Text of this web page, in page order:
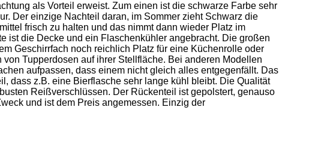
als Vorteil erweist. Zum einen ist die schwarze Farbe sehr
Der einzige Nachteil daran, im Sommer zieht Schwarz die
frisch zu halten und das nimmt dann wieder Platz im
ist die Decke und ein Flaschenkühler angebracht. Die großen
Geschirrfach noch reichlich Platz für eine Küchenrolle oder
Tupperdosen auf ihrer Stellfläche. Bei anderen Modellen
aufpassen, dass einem nicht gleich alles entgegenfällt. Das
dass z.B. eine Bierflasche sehr lange kühl bleibt. Die Qualität
Reißverschlüssen. Der Rückenteil ist gepolstert, genauso
und ist dem Preis angemessen. Einzig der